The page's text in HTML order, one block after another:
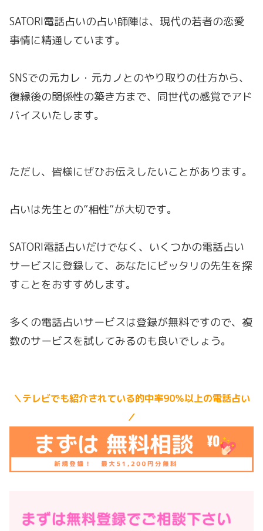
SATORI電話占いの占い師陣は、現代の若者の恋愛
事情に精通しています。
SNSでの元カレ・元カノとのやり取りの仕方から、
復縁後の関係性の築き方まで、同世代の感覚でアド
バイスいたします。
ただし、皆様にぜひお伝えしたいことがあります。
占いは先生との”相性”が大切です。
SATORI電話占いだけでなく、いくつかの電話占い
サービスに登録して、あなたにピッタリの先生を探
すことをおすすめします。
多くの電話占いサービスは登録が無料ですので、複
数のサービスを試してみるのも良いでしょう。
＼テレビでも紹介されている的中率90％以上の電話占い
／